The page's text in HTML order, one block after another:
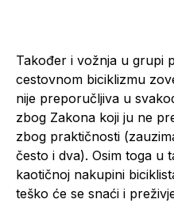
Također i vožnja u grupi
cestovnom biciklizmu
nije preporučljiva u
zbog Zakona koji ju ne
zbog praktičnosti
često i dva). Osim toga u
kaotičnoj nakupini
teško će se snaći i